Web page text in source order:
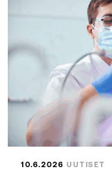
10.6.2026 UUTISET